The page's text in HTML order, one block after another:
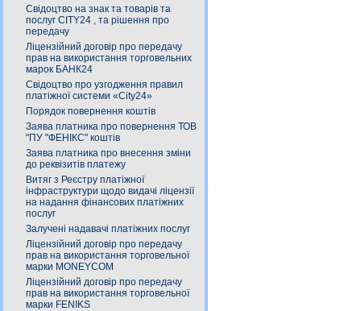
Свідоцтво на знак та товарів та
послуг СITY24 , та рішення про
передачу
Ліцензійний договір про передачу
прав на використання торговельних
марок БАНК24
Свідоцтво про узгодження правил
платіжної системи «City24»
Порядок повернення коштів
Заява платника про повернення ТОВ
"ПУ "ФЕНІКС" коштів
Заява платника про внесення зміни
до реквізитів платежу
Витяг з Реєстру платіжної
інфраструктури щодо видачі ліцензії
на надання фінансових платіжних
послуг
Залучені надавачі платіжних послуг
Ліцензійний договір про передачу
прав на використання торговельної
марки MONEYCOM
Ліцензійний договір про передачу
прав на використання торговельної
марки FENIKS